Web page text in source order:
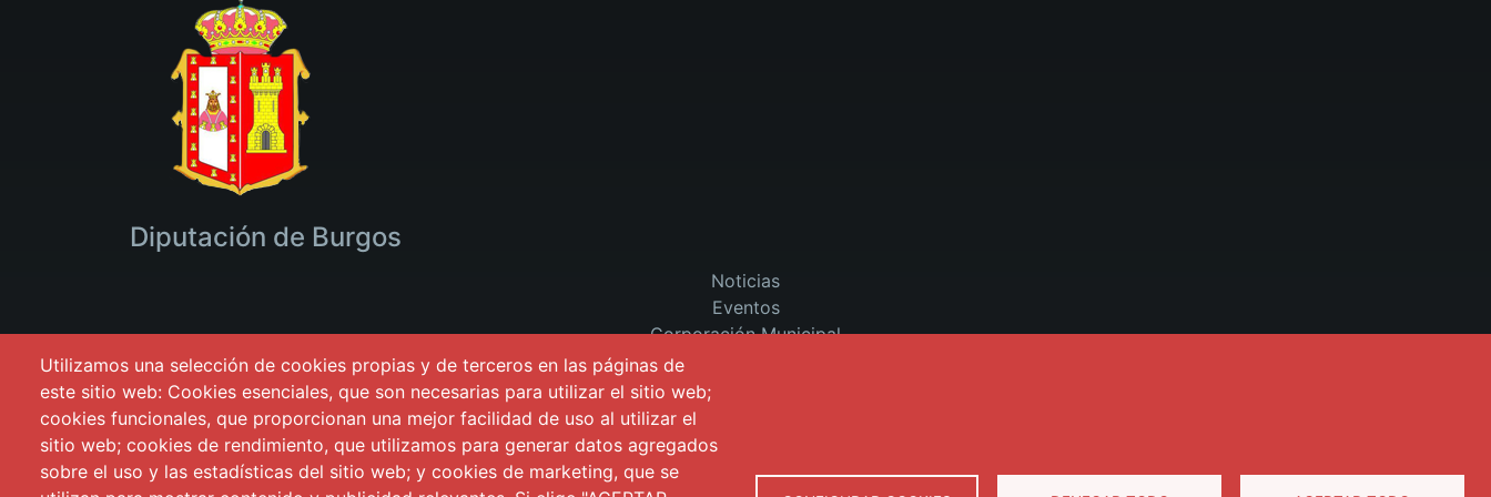
Utilizamos una selección de cookies propias y de terceros en las páginas de
este sitio web: Cookies esenciales, que son necesarias para utilizar el sitio web;
cookies funcionales, que proporcionan una mejor facilidad de uso al utilizar el
sitio web; cookies de rendimiento, que utilizamos para generar datos agregados
sobre el uso y las estadísticas del sitio web; y cookies de marketing, que se
Diputación de Burgos
Noticias
Eventos
Corporación Municipal
Teléfonos de interés
Iniciar Sesión
Mapa Web
Formulario de contacto